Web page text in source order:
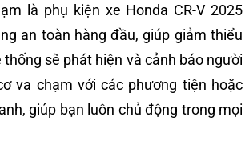
là phụ kiện xe Honda CR-V 2025
an toàn hàng đầu, giúp giảm thiểu
thống sẽ phát hiện và cảnh báo người
va chạm với các phương tiện hoặc
giúp bạn luôn chủ động trong mọi